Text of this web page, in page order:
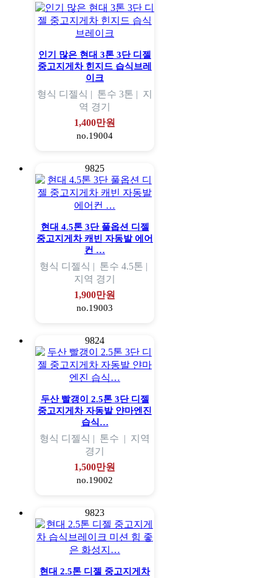
인기 많은 현대 3톤 3단 디젤
중고지게차 힌지드 습식브레
이크
형식 디젤식 | 톤수 3톤 | 지
역 경기
1,400만원
no.19004
9825
현대 4.5톤 3단 풀옵션 디젤
중고지게차 캐빈 자동발 에어
컨 …
형식 디젤식 | 톤수 4.5톤 |
지역 경기
1,900만원
no.19003
9824
두산 빨갱이 2.5톤 3단 디젤
중고지게차 자동발 얀마엔진
습식…
형식 디젤식 | 톤수 | 지역
경기
1,500만원
no.19002
9823
현대 2.5톤 디젤 중고지게차